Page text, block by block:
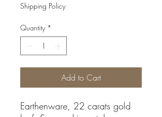
Shipping Policy
Quantity *
Add to Cart
Earthenware, 22 carats gold